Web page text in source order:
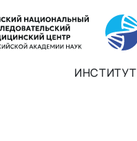
ИНСТИТУТ